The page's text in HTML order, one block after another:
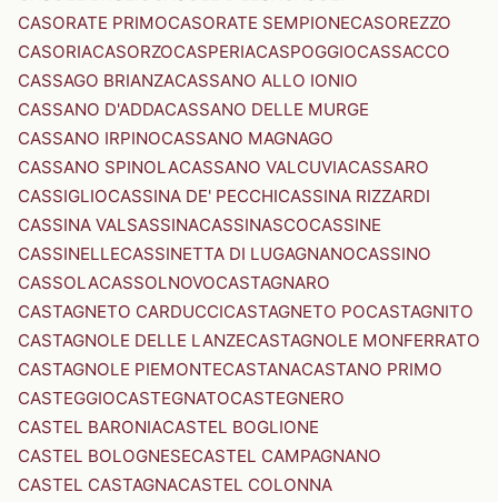
CASORATE PRIMOCASORATE SEMPIONECASOREZZO
CASORIACASORZOCASPERIACASPOGGIOCASSACCO
CASSAGO BRIANZACASSANO ALLO IONIO
CASSANO D'ADDACASSANO DELLE MURGE
CASSANO IRPINOCASSANO MAGNAGO
CASSANO SPINOLACASSANO VALCUVIACASSARO
CASSIGLIOCASSINA DE' PECCHICASSINA RIZZARDI
CASSINA VALSASSINACASSINASCOCASSINE
CASSINELLECASSINETTA DI LUGAGNANOCASSINO
CASSOLACASSOLNOVOCASTAGNARO
CASTAGNETO CARDUCCICASTAGNETO POCASTAGNITO
CASTAGNOLE DELLE LANZECASTAGNOLE MONFERRATO
CASTAGNOLE PIEMONTECASTANACASTANO PRIMO
CASTEGGIOCASTEGNATOCASTEGNERO
CASTEL BARONIACASTEL BOGLIONE
CASTEL BOLOGNESECASTEL CAMPAGNANO
CASTEL CASTAGNACASTEL COLONNA